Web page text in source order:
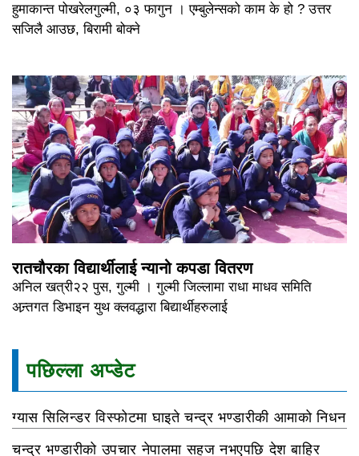
हुमाकान्त पोखरेलगुल्मी, ०३ फागुन । एम्बुलेन्सको काम के हो ? उत्तर
सजिलै आउछ, बिरामी बोक्ने
रातचौरका विद्यार्थीलाई न्यानो कपडा वितरण
अनिल खत्री२२ पुस, गुल्मी । गुल्मी जिल्लामा राधा माधव समिति
अन्र्तगत डिभाइन युथ क्लवद्धारा बिद्यार्थीहरुलाई
पछिल्ला अप्डेट
ग्यास सिलिन्डर विस्फोटमा घाइते चन्द्र भण्डारीकी आमाको निधन
चन्द्र भण्डारीको उपचार नेपालमा सहज नभएपछि देश बाहिर